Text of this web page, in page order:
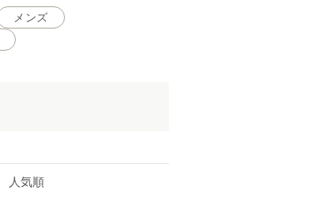
メンズ
人気順